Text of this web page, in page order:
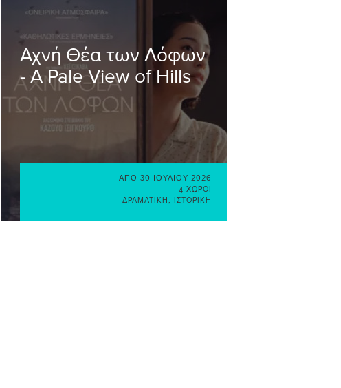
Αχνή Θέα των Λόφων
- A Pale View of Hills
ΑΠΌ 30 ΙΟΥΛΊΟΥ 2026
4 ΧΏΡΟΙ
ΔΡΑΜΑΤΙΚΉ
ΙΣΤΟΡΙΚΉ